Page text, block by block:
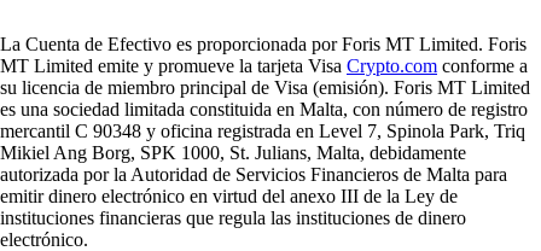
La Cuenta de Efectivo es proporcionada por Foris MT Limited. Foris
MT Limited emite y promueve la tarjeta Visa Crypto.com conforme a
su licencia de miembro principal de Visa (emisión). Foris MT Limited
es una sociedad limitada constituida en Malta, con número de registro
mercantil C 90348 y oficina registrada en Level 7, Spinola Park, Triq
Mikiel Ang Borg, SPK 1000, St. Julians, Malta, debidamente
autorizada por la Autoridad de Servicios Financieros de Malta para
emitir dinero electrónico en virtud del anexo III de la Ley de
instituciones financieras que regula las instituciones de dinero
electrónico.